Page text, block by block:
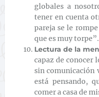
globales a
tener en cuenta
pareja se le
que es muy torpe”.
Lectura de la
capaz de conocer
sin comunicación
está pensando,
comer a casa de